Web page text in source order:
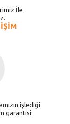
İle
işlediği
garantisi